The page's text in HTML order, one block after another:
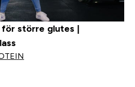
för större glutes |